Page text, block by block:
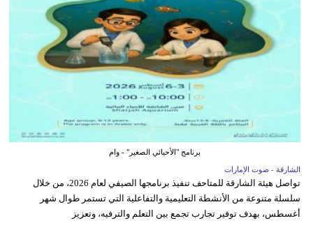
برنامج "الأحيائي الصغير" - وام
الشارقة - صوت الإمارات
تواصل هيئة الشارقة للمتاحف تنفيذ برنامجها الصيفي لعام 2026، من خلال
سلسلة متنوعة من الأنشطة التعليمية والتفاعلية التي تستمر طوال شهر
أغسطس، بهدف توفير تجارب تجمع بين التعلم والترفيه، وتعزيز